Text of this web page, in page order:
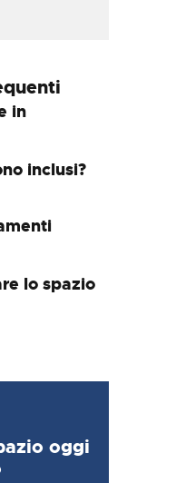
in
inclusi?
lo spazio
oggi